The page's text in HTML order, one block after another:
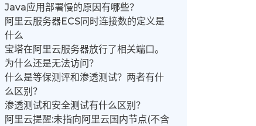
Java应用部署慢的原因有哪些？
阿里云服务器ECS同时连接数的定义是
什么
宝塔在阿里云服务器放行了相关端口。
为什么还是无法访问？
什么是等保测评和渗透测试？两者有什
么区别？
渗透测试和安全测试有什么区别？
阿里云提醒:未指向阿里云国内节点(不含